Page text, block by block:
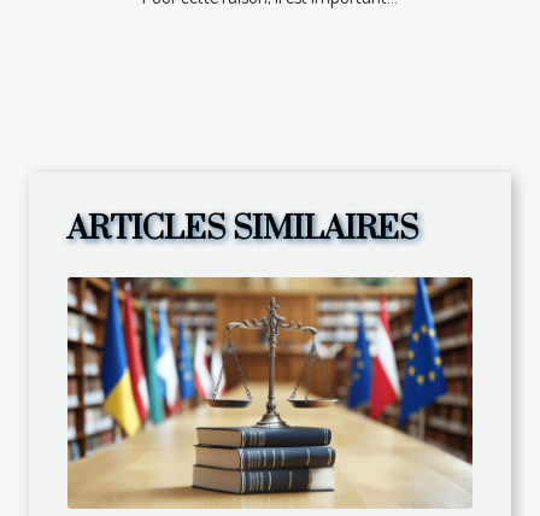
ARTICLES SIMILAIRES